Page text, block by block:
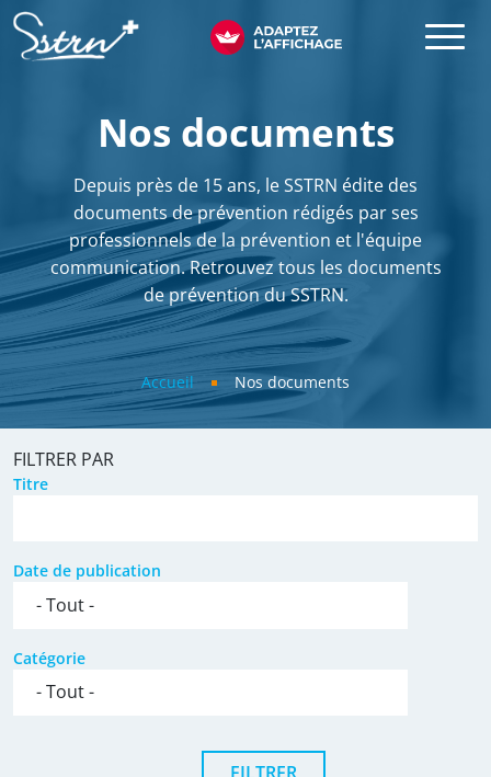
Aller au contenu principal
SSTRN
Nos documents
Depuis près de 15 ans, le SSTRN édite des
documents de prévention rédigés par ses
professionnels de la prévention et l'équipe
communication. Retrouvez tous les documents
de prévention du SSTRN.
Fil d'Ariane
Accueil Nos documents
FILTRER PAR
Titre
Date de publication
Catégorie